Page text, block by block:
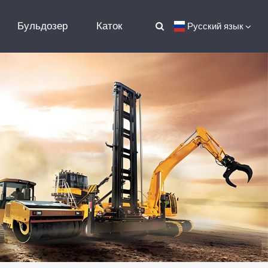
Русский язык
Бульдозер Каток